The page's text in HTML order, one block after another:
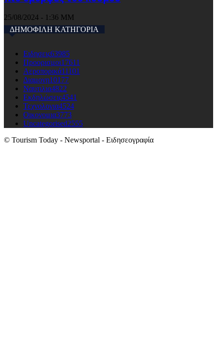
25/08/2024 - 1:36 ΜΜ
ΔΗΜΟΦΙΛΗ ΚΑΤΗΓΟΡΙΑ
Ειδησεις63985
Προορισμοι17611
Αεροπορικά11101
Διαμονη10177
Ναυτιλια4822
Εκδηλώσεις4541
Τεχνολογια4524
Οικονομια3773
Uncategorised2555
© Tourism Today - Newsportal - Ειδησεογραφία